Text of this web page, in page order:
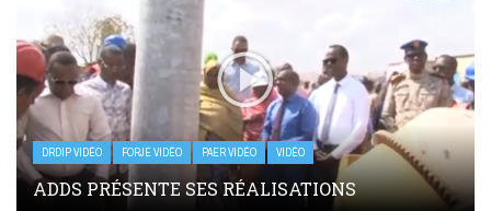
DRDIP VIDÉO FORJE VIDÉO PAER VIDÉO VIDÉO
ADDS PRÉSENTE SES RÉALISATIONS